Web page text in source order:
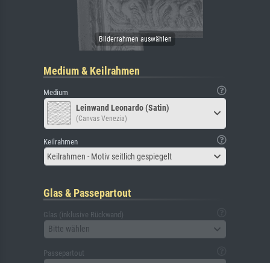
Medium & Keilrahmen
Medium
Leinwand Leonardo (Satin)
(Canvas Venezia)
Keilrahmen
Keilrahmen - Motiv seitlich gespiegelt
Glas & Passepartout
Glas (inklusive Rückwand)
Bitte wählen
Passepartout